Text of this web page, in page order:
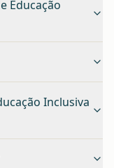
Educação
Inclusiva